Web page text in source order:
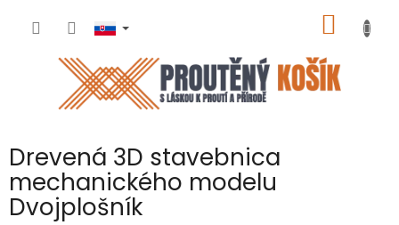
KOŠÍK
Drevená 3D stavebnica
mechanického modelu
Dvojplošník